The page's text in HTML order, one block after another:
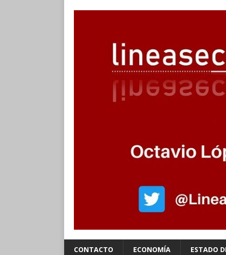
CONTACTO ECONOMÍA ESTADO